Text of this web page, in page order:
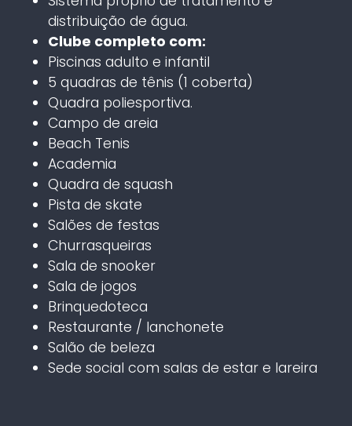
distribuição de água.
Clube completo com:
Piscinas adulto e infantil
5 quadras de tênis (1 coberta)
Quadra poliesportiva.
Campo de areia
Beach Tenis
Academia
Quadra de squash
Pista de skate
Salões de festas
Churrasqueiras
Sala de snooker
Sala de jogos
Brinquedoteca
Restaurante / lanchonete
Salão de beleza
Sede social com salas de estar e lareira